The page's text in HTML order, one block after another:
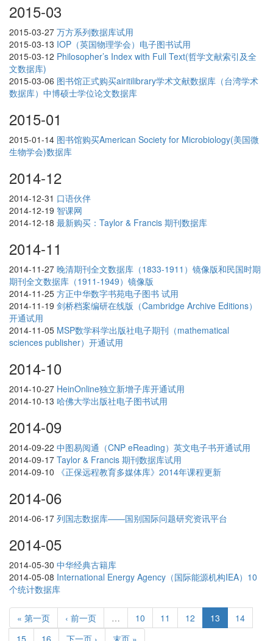
2015-03
2015-03-27 万方系列数据库试用
2015-03-13 IOP（英国物理学会）电子图书试用
2015-03-12 Philosopher’s Index with Full Text(哲学文献索引及全
文数据库)
2015-03-06 图书馆正式购买airitilibrary学术文献数据库（台湾学术
数据库）中博硕士学位论文数据库
2015-01
2015-01-14 图书馆购买American Society for Microbiology(美国微
生物学会)数据库
2014-12
2014-12-31 口语伙伴
2014-12-19 智课网
2014-12-18 最新购买：Taylor & Francis 期刊数据库
2014-11
2014-11-27 晚清期刊全文数据库（1833-1911）镜像版和民国时期
期刊全文数据库（1911-1949）镜像版
2014-11-25 方正中华数字书苑电子图书 试用
2014-11-19 剑桥档案编研在线版（Cambridge Archive Editions）
开通试用
2014-11-05 MSP数学科学出版社电子期刊（mathematical
sciences publisher）开通试用
2014-10
2014-10-27 HeinOnline独立新增子库开通试用
2014-10-13 哈佛大学出版社电子图书试用
2014-09
2014-09-22 中图易阅通（CNP eReading）英文电子书开通试用
2014-09-17 Taylor & Francis 期刊数据库试用
2014-09-10
《正保远程教育多媒体库》2014年课程更新
2014-06
2014-06-17 列国志数据库——国别国际问题研究资讯平台
2014-05
2014-05-30 中华经典古籍库
2014-05-08 International Energy Agency（国际能源机构IEA）10
个统计数据库
« 第一页 ‹ 前一页 … 10 11 12 13
14